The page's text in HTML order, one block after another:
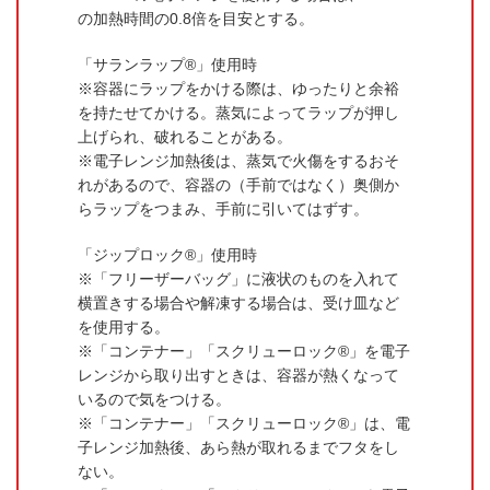
の加熱時間の0.8倍を目安とする。
「サランラップ®」使用時
容器にラップをかける際は、ゆったりと余裕
を持たせてかける。蒸気によってラップが押し
上げられ、破れることがある。
電子レンジ加熱後は、蒸気で火傷をするおそ
れがあるので、容器の（手前ではなく）奥側か
らラップをつまみ、手前に引いてはずす。
「ジップロック®」使用時
「フリーザーバッグ」に液状のものを入れて
横置きする場合や解凍する場合は、受け皿など
を使用する。
「コンテナー」「スクリューロック®」を電子
レンジから取り出すときは、容器が熱くなって
いるので気をつける。
「コンテナー」「スクリューロック®」は、電
子レンジ加熱後、あら熱が取れるまでフタをし
ない。